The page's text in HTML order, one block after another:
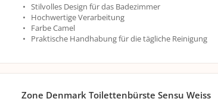
Stilvolles Design für das Badezimmer
Hochwertige Verarbeitung
Farbe Camel
Praktische Handhabung für die tägliche Reinigung
Zone Denmark Toilettenbürste Sensu Weiss